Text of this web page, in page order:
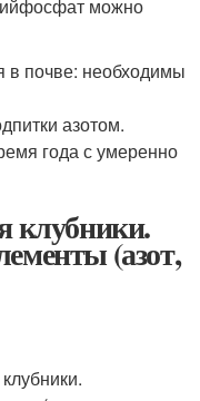
можно
в почве: необходимы
азотом.
года с умеренно
клубники.
(азот,